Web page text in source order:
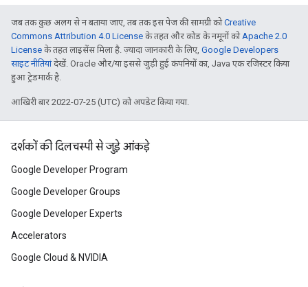
जब तक कुछ अलग से न बताया जाए, तब तक इस पेज की सामग्री कोCreative
Commons Attribution 4.0 License के तहत और कोड के नमूनों कोApache 2.0
License के तहत लाइसेंस मिला है. ज़्यादा जानकारी के लिए, Google Developers
साइट नीतियांदेखें. Oracle और/या इससे जुड़ी हुई कंपनियों का, Java एक रजिस्टर किया
हुआ ट्रेडमार्क है.
आखिरी बार 2022-07-25 (UTC) को अपडेट किया गया.
दर्शकों की दिलचस्पी से जुड़े आंकड़े
Google Developer Program
Google Developer Groups
Google Developer Experts
Accelerators
Google Cloud & NVIDIA